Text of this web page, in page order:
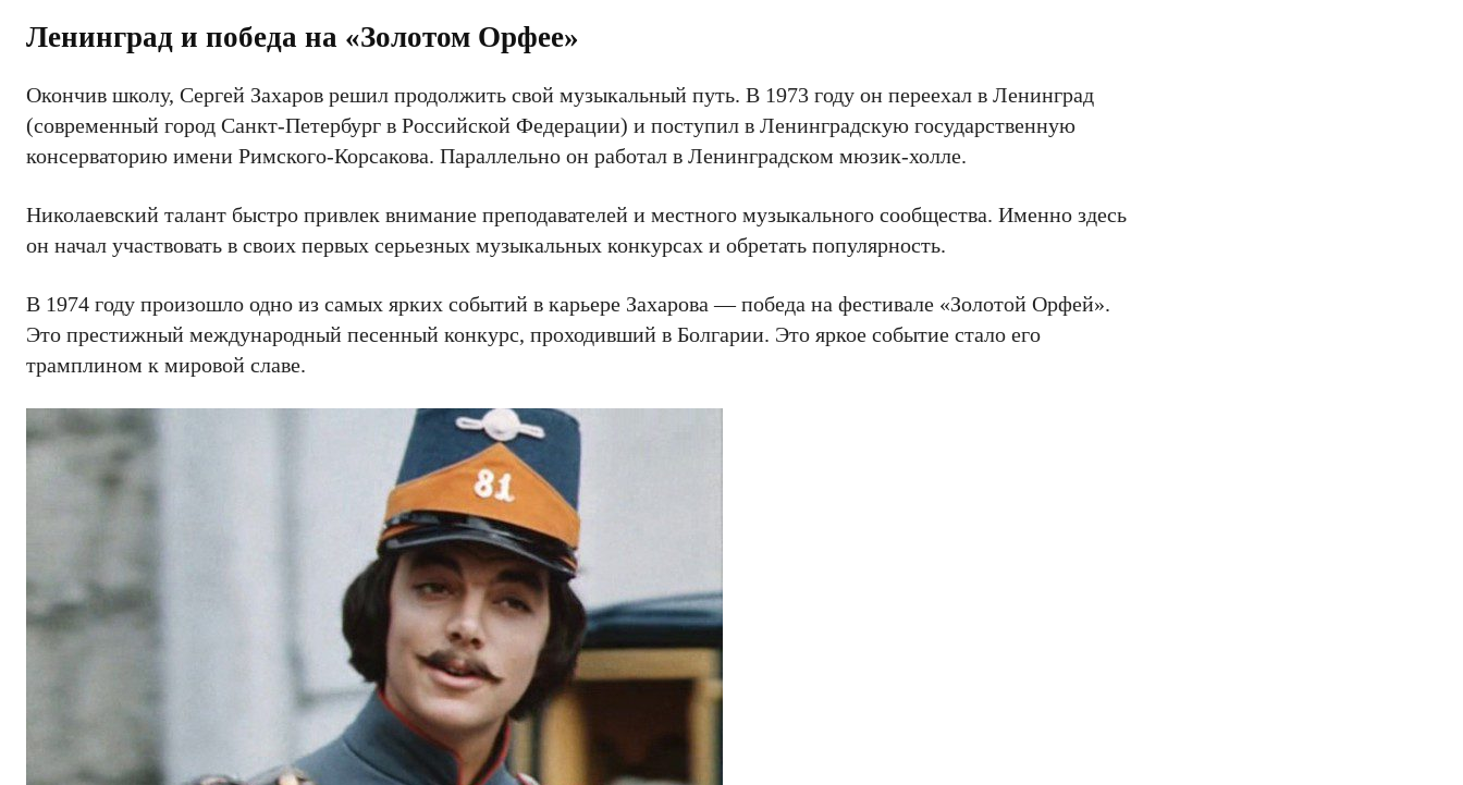
Ленинград и победа на «Золотом Орфее»
Окончив школу, Сергей Захаров решил продолжить свой музыкальный путь. В 1973 году он переехал в Ленинград
(современный город Санкт-Петербург в Российской Федерации) и поступил в Ленинградскую государственную
консерваторию имени Римского-Корсакова. Параллельно он работал в Ленинградском мюзик-холле.
Николаевский талант быстро привлек внимание преподавателей и местного музыкального сообщества. Именно здесь
он начал участвовать в своих первых серьезных музыкальных конкурсах и обретать популярность.
В 1974 году произошло одно из самых ярких событий в карьере Захарова — победа на фестивале «Золотой Орфей».
Это престижный международный песенный конкурс, проходивший в Болгарии. Это яркое событие стало его
трамплином к мировой славе.